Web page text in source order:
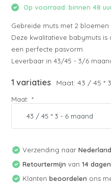
Op voorraad: binnen 48
Gebreide muts met 2
Deze kwalitatieve babymuts
een perfecte pasvorm.
Leverbaar in 43/45 - 3/6
1 variaties Maat: 43 / 45 *
Maat: *
Verzending naarNederland
Retourtermijn van 14 dagen
Klantenbeoordelen ons